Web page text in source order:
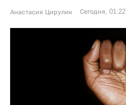
Анастасия Цирулик Сегодня, 01:22